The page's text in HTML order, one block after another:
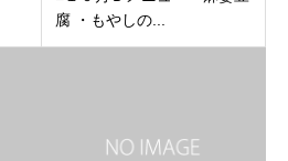
腐 ・もやしの...